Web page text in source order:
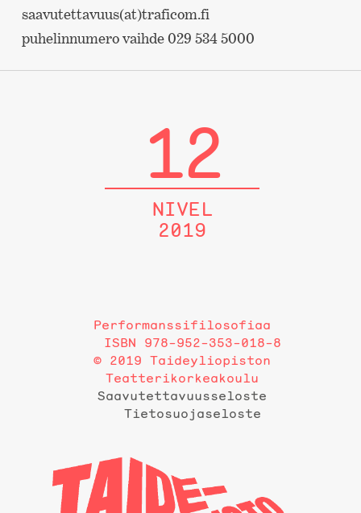
saavutettavuus(at)traficom.fi
puhelinnumero vaihde 029 534 5000
12
NIVEL
2019
Performanssifilosofiaa
ISBN 978-952-353-018-8
© 2019 Taideyliopiston
Teatterikorkeakoulu
Saavutettavuusseloste
Tietosuojaseloste